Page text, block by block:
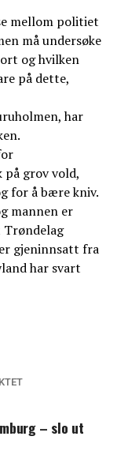
mellom politiet
må undersøke
og hvilken
på dette,
har
grov vold,
for å bære kniv.
mannen er
Trøndelag
gjeninnsatt fra
har svart
– slo ut